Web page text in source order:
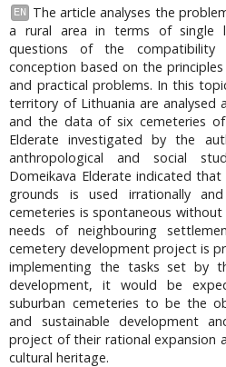
EN
The article analyses the
a rural area in terms of single
questions of the compatibility
conception based on the
and practical problems. In this
territory of Lithuania are analysed
and the data of six cemeteries of
Elderate investigated by the
anthropological and social
Domeikava Elderate indicated
grounds is used irrationally
cemeteries is spontaneous
needs of neighbouring
cemetery development project is
implementing the tasks set by
development, it would be
suburban cemeteries to be the
and sustainable development
project of their rational expansion
cultural heritage.